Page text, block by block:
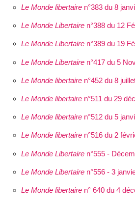
Le Monde libertairen°383 du 8
Le Monde Libertairen°388 du 12
Le Monde Libertairen°389 du 19
Le Monde Libertairen°417 du 5
Le Monde libertairen°452 du 8
Le Monde libertairen°511 du 29
Le Monde libertairen°512 du 5
Le Monde libertairen°516 du 2
Le Monde Libertairen°555 -
Le Monde Libertairen°556 - 3
Le Monde libertairen° 640 du 4